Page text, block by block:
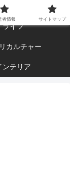
ライフ
カルチャー
ンテリア
者情報 サイトマップ